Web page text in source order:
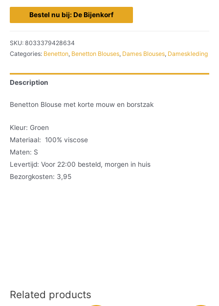
Bestel nu bij: De Bijenkorf
SKU: 8033379428634
Categories: Benetton, Benetton Blouses, Dames Blouses, Dameskleding
Description
Benetton Blouse met korte mouw en borstzak
Kleur: Groen
Materiaal: 100% viscose
Maten: S
Levertijd: Voor 22:00 besteld, morgen in huis
Bezorgkosten: 3,95
Related products